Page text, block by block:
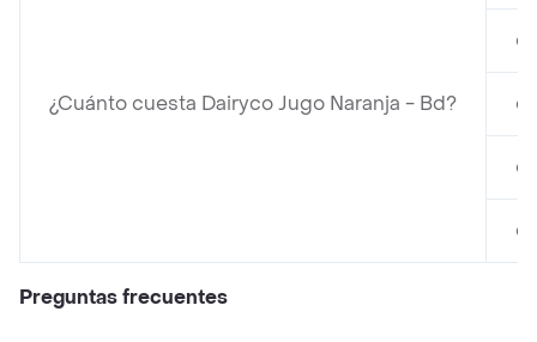
¿Cuánto cuesta Dairyco Jugo Naranja - Bd?
Preguntas frecuentes